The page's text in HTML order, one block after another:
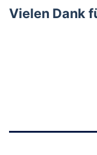
Vie­len Dank